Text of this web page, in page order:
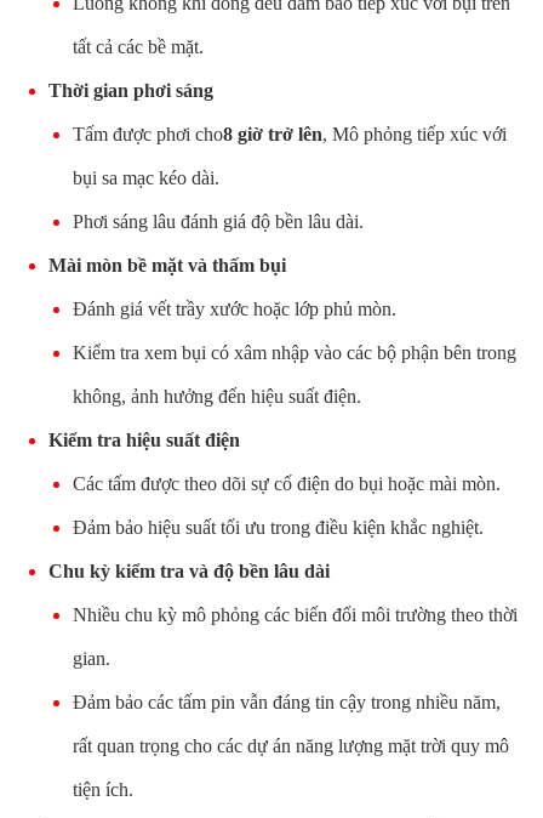
tất cả các bề mặt.
Thời gian phơi sáng
Tấm được phơi cho8 giờ trở lên, Mô phỏng tiếp xúc với
bụi sa mạc kéo dài.
Phơi sáng lâu đánh giá độ bền lâu dài.
Mài mòn bề mặt và thấm bụi
Đánh giá vết trầy xước hoặc lớp phủ mòn.
Kiểm tra xem bụi có xâm nhập vào các bộ phận bên trong
không, ảnh hưởng đến hiệu suất điện.
Kiểm tra hiệu suất điện
Các tấm được theo dõi sự cố điện do bụi hoặc mài mòn.
Đảm bảo hiệu suất tối ưu trong điều kiện khắc nghiệt.
Chu kỳ kiểm tra và độ bền lâu dài
Nhiều chu kỳ mô phỏng các biến đổi môi trường theo thời
gian.
Đảm bảo các tấm pin vẫn đáng tin cậy trong nhiều năm,
rất quan trọng cho các dự án năng lượng mặt trời quy mô
tiện ích.